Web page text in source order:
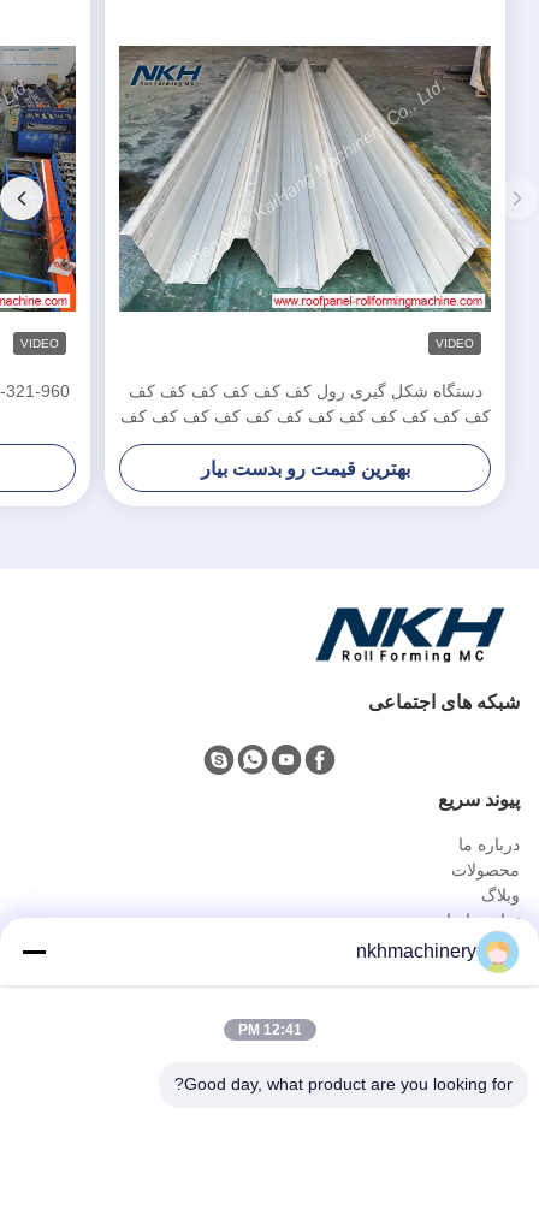
VIDEO
دستگاه شکل گیری رول کف کف کف کف کف کف
کف کف کف کف کف کف کف کف کف کف کف کف
کف کف کف کف کف کف کف کف کف کف کف کف
کف کف کف کف کف کف کف کف کف کف کف کف
کف کف کف کف کف کف کف کف کف کف کف کف
کف کف کف کف کف کف کف کف کف کف کف کف
بهترین قیمت رو بدست بیار
VIDEO
شبکه های اجتماعی
پيوند سريع
درباره ما
محصولات
وبلاگ
تماس با ما
محصولات
دستگاه تشکیل رول پانل سقفی
دستگاه تشکیل دهنده رول طبقه
دستگاه ورق بام ورق
nkhmachinery
12:41 PM
Good day, what product are you looking for?